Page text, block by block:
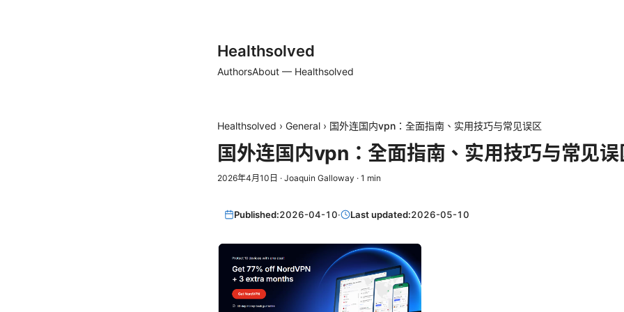
Healthsolved
AuthorsAbout — Healthsolved
Healthsolved › General › 国外连国内vpn：全面指南、实用技巧与常见误区
国外连国内vpn：全面指南、实用技巧与常见误
2026年4月10日 · Joaquin Galloway · 1 min
Published:2026-04-10· Last updated:2026-05-10